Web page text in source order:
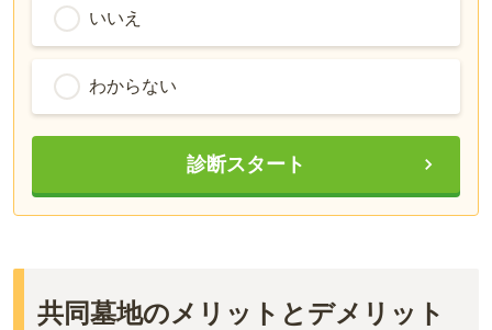
いいえ
わからない
診断スタート
共同墓地のメリットとデメリット